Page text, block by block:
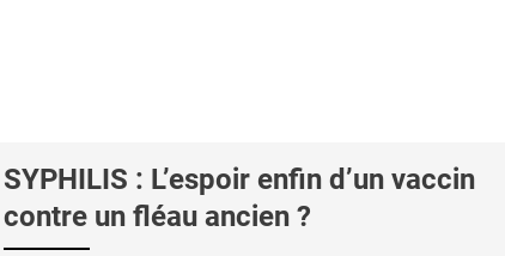
SYPHILIS : L’espoir enfin d’un vaccin
contre un fléau ancien ?